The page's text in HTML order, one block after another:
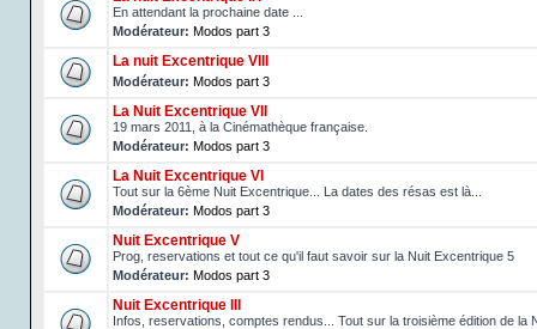
En attendant la prochaine date ...
Modérateur: Modos part 3
La nuit Excentrique VIII
Modérateur: Modos part 3
La Nuit Excentrique VII
19 mars 2011, à la Cinémathèque française.
Modérateur: Modos part 3
La Nuit Excentrique VI
Tout sur la 6ème Nuit Excentrique... La dates des résas est là...
Modérateur: Modos part 3
Nuit Excentrique V
Prog, reservations et tout ce qu'il faut savoir sur la Nuit Excentrique 5
Modérateur: Modos part 3
Nuit Excentrique III
Infos, reservations, comptes rendus... Tout sur la troisième édition de la